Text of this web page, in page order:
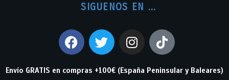
SIGUENOS EN ...
Envío GRATIS en compras +100€ (España Peninsular y Baleares)